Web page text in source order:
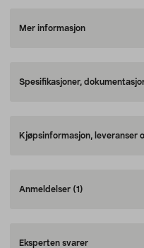
Mer informasjon
Spesifikasjoner,
Kjøpsinformasjon, leveranser
Anmeldelser (1)
Eksperten svarer